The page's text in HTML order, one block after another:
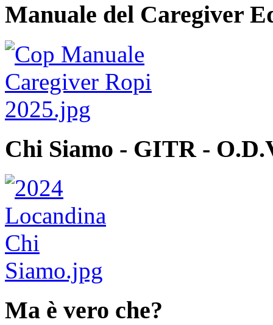
Manuale del Caregiver
Chi Siamo - GITR -
Ma è vero che?